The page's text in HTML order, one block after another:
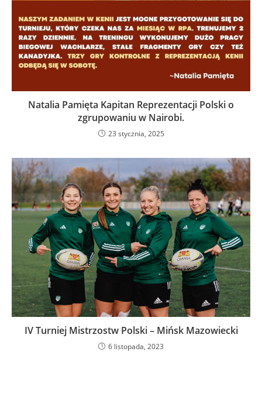
Natalia Pamięta Kapitan Reprezentacji Polski o
zgrupowaniu w Nairobi.
23 stycznia, 2025
IV Turniej Mistrzostw Polski – Mińsk Mazowiecki
6 listopada, 2023